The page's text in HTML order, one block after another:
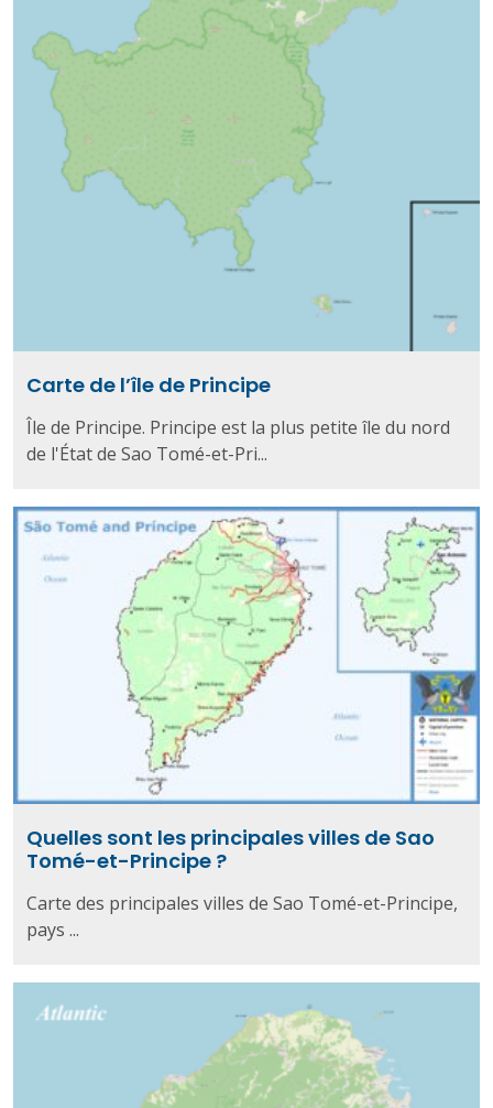
Carte de l’île de Principe
Île de Principe. Principe est la plus petite île du nord
de l'État de Sao Tomé-et-Pri...
Quelles sont les principales villes de Sao
Tomé-et-Principe ?
Carte des principales villes de Sao Tomé-et-Principe,
pays ...